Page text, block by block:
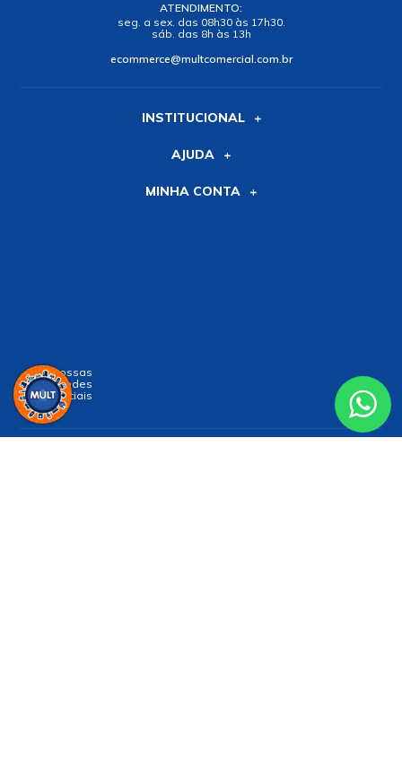
ATENDIMENTO:
seg. a sex. das 08h30 às 17h30.
sáb. das 8h às 13h
ecommerce@multcomercial.com.br
INSTITUCIONAL
AJUDA
MINHA CONTA
Siga nossas
Redes
Sociais